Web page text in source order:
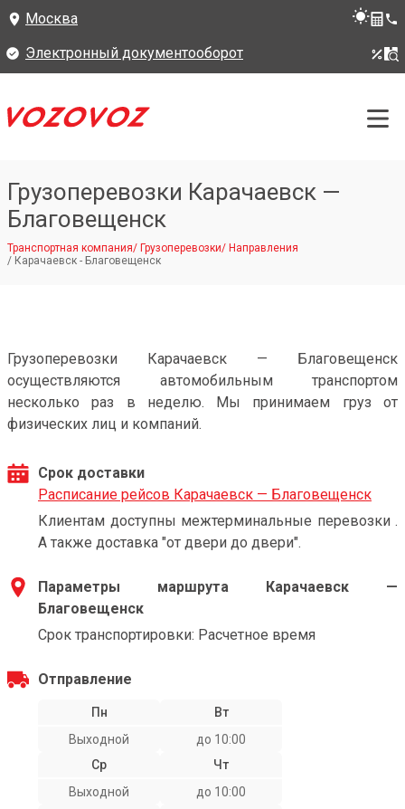
Москва
Электронный документооборот
Грузоперевозки Карачаевск —
Благовещенск
Транспортная компания/ Грузоперевозки/ Направления
/ Карачаевск - Благовещенск
Грузоперевозки Карачаевск — Благовещенск
осуществляются автомобильным транспортом
несколько раз в неделю. Мы принимаем груз от
физических лиц и компаний.
Срок доставки
Расписание рейсов Карачаевск — Благовещенск
Клиентам доступны межтерминальные перевозки .
А также доставка "от двери до двери".
Параметры маршрута Карачаевск —
Благовещенск
Срок транспортировки: Расчетное время
Отправление
Пн
Выходной
Вт
до 10:00
Ср
Выходной
Чт
до 10:00